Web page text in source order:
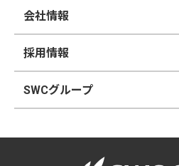
会社情報
採用情報
SWCグループ